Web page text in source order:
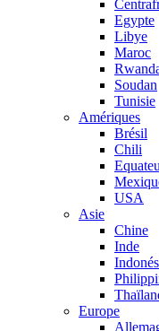
Egypte
Libye
Maroc
Soudan
Tunisie
Amériques
Brésil
Chili
USA
Asie
Chine
Inde
Europe